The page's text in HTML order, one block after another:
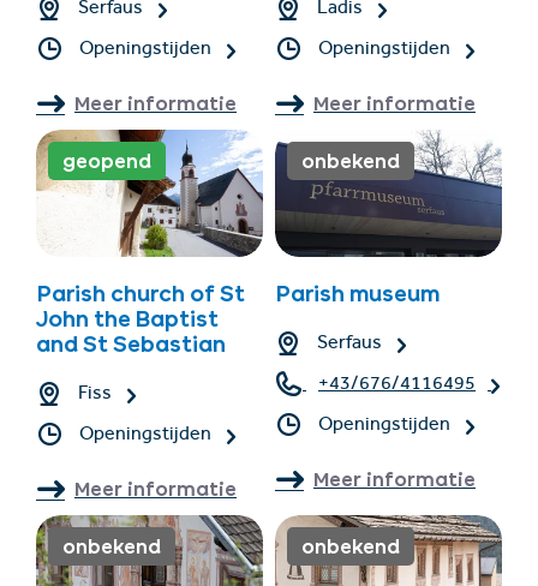
Serfaus
Openingstijden
Meer informatie
Ladis
Openingstijden
Meer informatie
geopend
Parish church of St
John the Baptist
and St Sebastian
Fiss
Openingstijden
Meer informatie
onbekend
Parish museum
Serfaus
+43/676/4116495
Openingstijden
Meer informatie
onbekend onbekend